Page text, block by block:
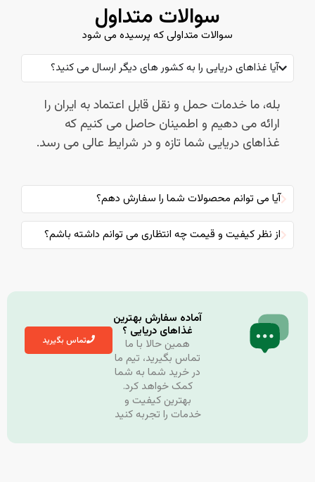
سوالات متداول
سوالات متداولی که پرسیده می شود
آیا غذاهای دریایی را به کشور های دیگر ارسال می کنید؟
بله، ما خدمات حمل و نقل قابل اعتماد به ایران را
ارائه می دهیم و اطمینان حاصل می کنیم که
غذاهای دریایی شما تازه و در شرایط عالی می رسد.
آیا می توانم محصولات شما را سفارش دهم؟
از نظر کیفیت و قیمت چه انتظاری می توانم داشته باشم؟
آماده سفارش بهترین
غذاهای دریایی ؟
همین حالا با ما
تماس بگیرید، تیم ما
در خرید شما به شما
کمک خواهد کرد.
بهترین کیفیت و
خدمات را تجربه کنید
تماس بگیرید